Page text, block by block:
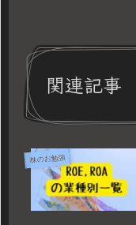
関連記事
株のお勉強